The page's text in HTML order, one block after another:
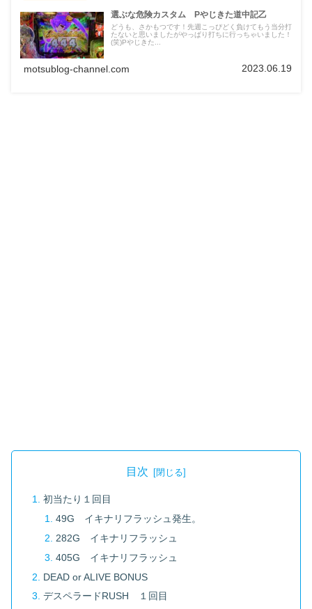
選ぶな危険カスタム Pやじきた道中記乙
どうも、さかもつです！先週こっぴどく負けてもう当分打
たないと思いましたがやっぱり打ちに行っちゃいました！
(笑)Pやじきた...
motsublog-channel.com 2023.06.19
目次
初当たり１回目
49G イキナリフラッシュ発生。
282G イキナリフラッシュ
405G イキナリフラッシュ
DEAD or ALIVE BONUS
デスペラードRUSH １回目